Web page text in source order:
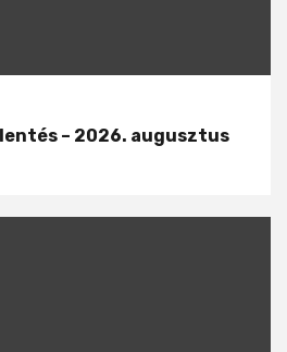
– 2026. augusztus